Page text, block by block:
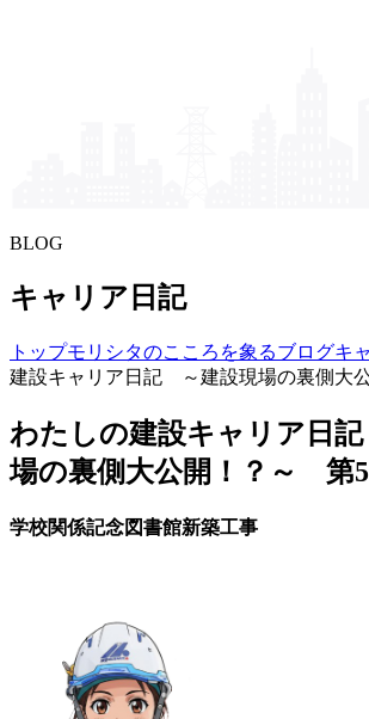
BLOG
キャリア日記
トップモリシタの​こころを​象る​ブログキ
建設キャリア日記 ～建設現場の裏側大
わたしの建設キャリア日
場の裏側大公開！？～ 第5
学校関係記念図書館新築工事